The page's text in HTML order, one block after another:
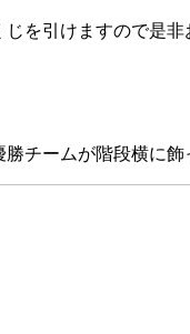
を引けますので是非
チームが階段横に